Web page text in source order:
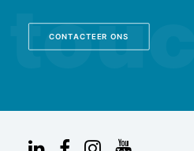
CONTACTEER ONS